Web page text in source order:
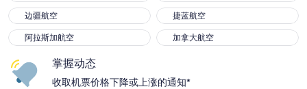
边疆航空
边疆航空 捷蓝航空
捷蓝航空
阿拉斯加航空
阿拉斯加航空 加拿大航空
加拿大航空
掌握动态
收取机票价格下降或上涨的通知*